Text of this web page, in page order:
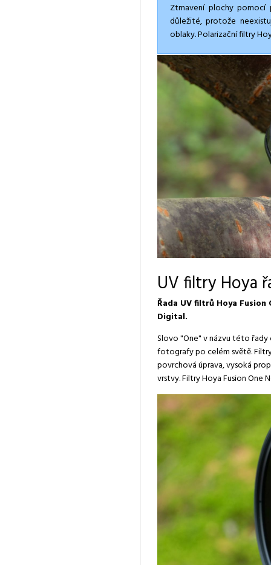
Ztmavení plochy
důležité, protože
oblaky. Polarizační filtry
UV filtry Hoya
Řada UV filtrů Hoya Fusion
Digital.
Slovo "One" v názvu této
fotografy po celém světě.
povrchová úprava, vysoká
vrstvy. Filtry Hoya Fusion